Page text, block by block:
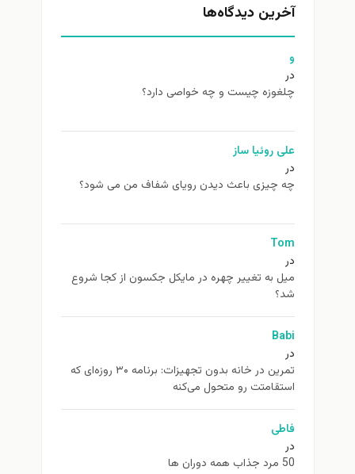
آخرین دیدگاه‌ها
و
در
چلغوزه چیست و چه خواصی دارد؟
علی روئیا ساز
در
چه چیزی باعث دیدن رویای شفاف من می شود؟
Tom
در
ميل به تغيير چهره در مایکل جکسون از كجا شروع
شد؟
Babi
در
تمرین در خانه بدون تجهیزات: برنامه ۳۰ روزه‌ای که
استقامتت رو متحول می‌کنه
فاطی
در
50 مرد جذاب همه دوران ها